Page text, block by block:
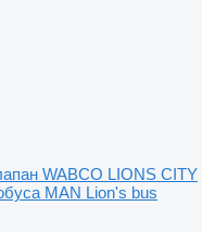
WABCO LIONS CITY
MAN Lion's bus